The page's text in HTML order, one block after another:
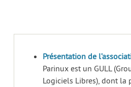
Présentation de
Parinux est un GULL
Logiciels Libres), dont la